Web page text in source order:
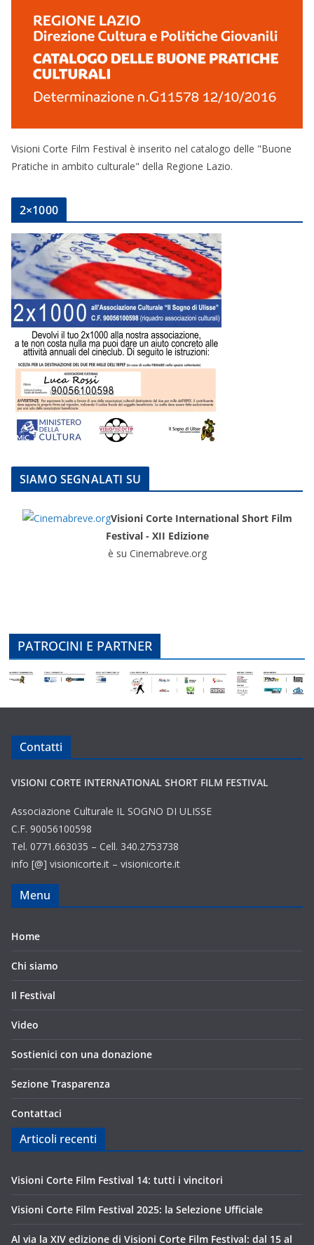
Visioni Corte Film Festival è inserito nel catalogo delle "Buone
Pratiche in ambito culturale" della Regione Lazio.
2×1000
SIAMO SEGNALATI SU
Visioni Corte International Short Film
Festival - XII Edizione
è su Cinemabreve.org
PATROCINI E PARTNER
Contatti
VISIONI CORTE INTERNATIONAL SHORT FILM FESTIVAL
Associazione Culturale IL SOGNO DI ULISSE
C.F. 90056100598
Tel. 0771.663035 – Cell. 340.2753738
info [@] visionicorte.it – visionicorte.it
Menu
Home
Chi siamo
Il Festival
Video
Sostienici con una donazione
Sezione Trasparenza
Contattaci
Articoli recenti
Visioni Corte Film Festival 14: tutti i vincitori
Visioni Corte Film Festival 2025: la Selezione Ufficiale
Al via la XIV edizione di Visioni Corte Film Festival: dal 15 al